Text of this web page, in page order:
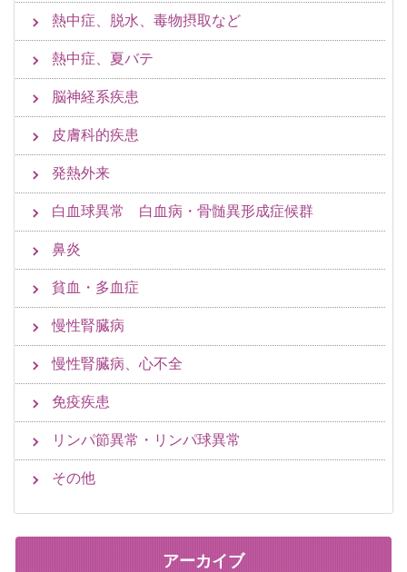
熱中症、脱水、毒物摂取など
熱中症、夏バテ
脳神経系疾患
皮膚科的疾患
発熱外来
白血球異常 白血病・骨髄異形成症候群
鼻炎
貧血・多血症
慢性腎臓病
慢性腎臓病、心不全
免疫疾患
リンパ節異常・リンパ球異常
その他
アーカイブ